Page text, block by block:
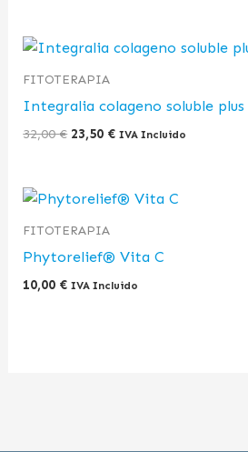
FITOTERAPIA
Integralia colageno soluble plus
32,00€
El
precio
original
32,00 €.
23,50 €
El
precio
23,50 €.
IVA Incluido
FITOTERAPIA
Phytorelief® Vita C
10,00 € IVA Incluido